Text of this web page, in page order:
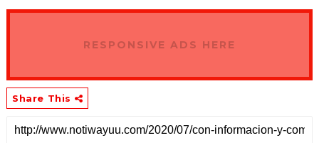
RESPONSIVE ADS HERE
Share This